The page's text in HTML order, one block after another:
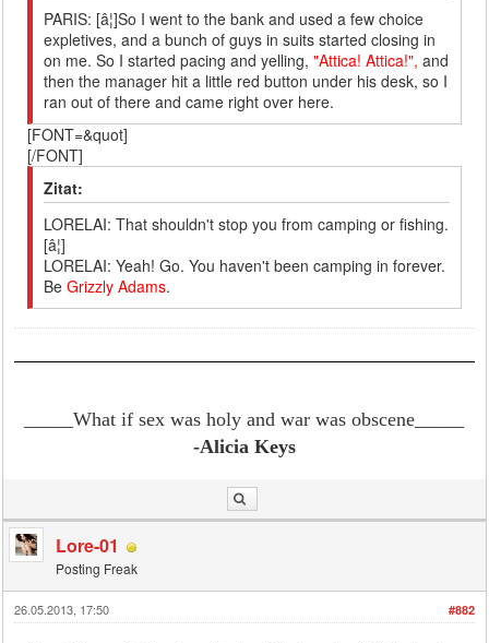
PARIS: [â¦]So I went to the bank and used a few choice
expletives, and a bunch of guys in suits started closing in
on me. So I started pacing and yelling,"Attica! Attica!", and
then the manager hit a little red button under his desk, so I
ran out of there and came right over here.
[FONT=&quot]
[/FONT]
Zitat:
LORELAI: That shouldn't stop you from camping or fishing.
[â¦]
LORELAI: Yeah! Go. You haven't been camping in forever.
BeGrizzly Adams.
_____What if sex was holy and war was obscene
-Alicia Keys
Lore-01
Posting Freak
#882
26.05.2013, 17:50